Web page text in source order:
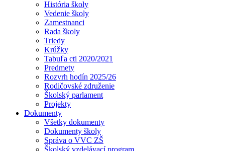
História školy
Vedenie školy
Zamestnanci
Rada školy
Triedy
Krúžky
Tabuľa cti 2020/2021
Predmety
Rozvrh hodín 2025/26
Rodičovské združenie
Školský parlament
Projekty
Dokumenty
Všetky dokumenty
Dokumenty školy
Správa o VVC ZŠ
Školský vzdelávací program